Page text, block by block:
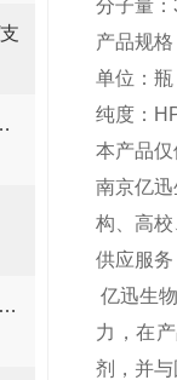
的质控靶值是多少呢？
6000IU/ml类风湿因子质控样品的质控范围是多少呢？
分子量
产品规
单位：瓶
纯度：
本产品
南京亿
构、高
供应服
亿迅生
力，在
剂，并